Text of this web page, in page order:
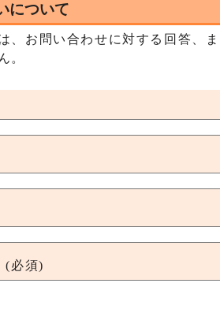
について
、お問い合わせに対する回答、
。
(必須)